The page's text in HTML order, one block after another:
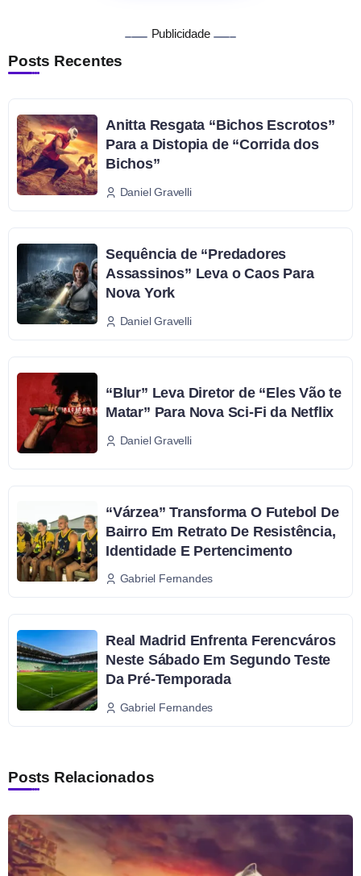
Publicidade
Posts Recentes
Anitta Resgata “Bichos Escrotos”
Para a Distopia de “Corrida dos
Bichos”
Daniel Gravelli
Sequência de “Predadores
Assassinos” Leva o Caos Para
Nova York
Daniel Gravelli
“Blur” Leva Diretor de “Eles Vão te
Matar” Para Nova Sci-Fi da Netflix
Daniel Gravelli
“Várzea” Transforma O Futebol De
Bairro Em Retrato De Resistência,
Identidade E Pertencimento
Gabriel Fernandes
Real Madrid Enfrenta Ferencváros
Neste Sábado Em Segundo Teste
Da Pré-Temporada
Gabriel Fernandes
Posts Relacionados